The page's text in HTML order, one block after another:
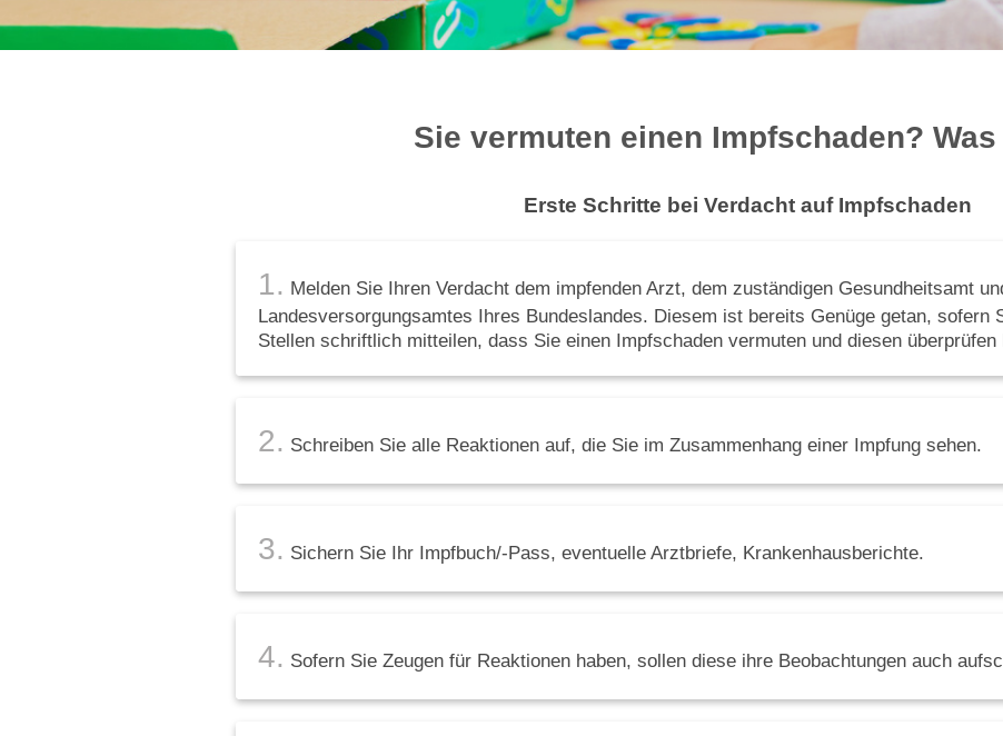
Sie vermuten einen Impfschaden?
Erste Schritte bei Verdacht auf Impfschaden
1. Melden Sie Ihren Verdacht dem impfenden Arzt, dem zuständigen Gesundheitsamt
Landesversorgungsamtes Ihres Bundeslandes. Diesem ist bereits Genüge getan, sofern
Stellen schriftlich mitteilen, dass Sie einen Impfschaden vermuten und diesen überprüfen
2. Schreiben Sie alle Reaktionen auf, die Sie im Zusammenhang einer Impfung sehen.
3. Sichern Sie Ihr Impfbuch/-Pass, eventuelle Arztbriefe, Krankenhausberichte.
4. Sofern Sie Zeugen für Reaktionen haben, sollen diese ihre Beobachtungen auch